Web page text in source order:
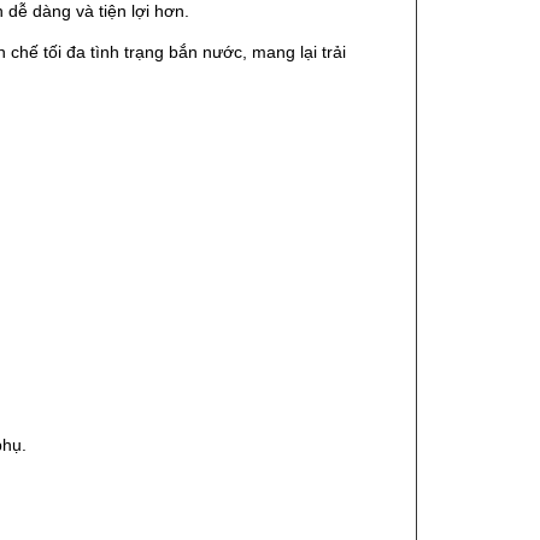
dàng và tiện lợi hơn.
tối đa tình trạng bắn nước, mang lại trải